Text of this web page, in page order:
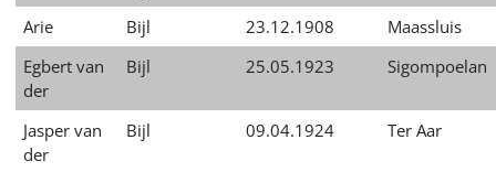
Arie
Bijl 23.12.1908
Maassluis
Egbert van
der
Bijl 25.05.1923 Sigompoelan
Jasper van
der
Bijl 09.04.1924 Ter Aar